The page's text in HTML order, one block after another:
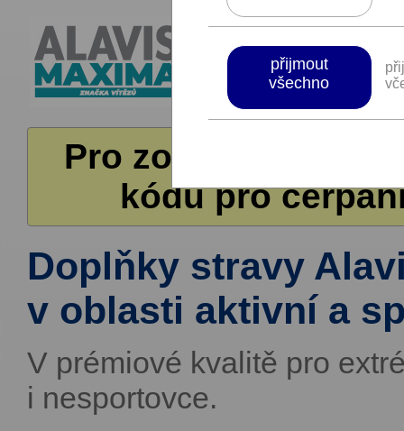
přijmout
všechno
Pro zobrazení
kódů pro
Doplňky stravy
v oblasti aktivní a
V prémiové kvalitě pro
i nesportovce.